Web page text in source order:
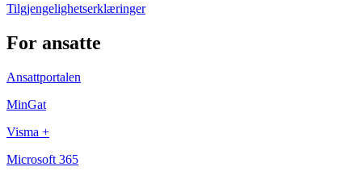
Tilgjengelighetserklæringer
For ansatte
Ansattportalen
MinGat
Visma +
Microsoft 365